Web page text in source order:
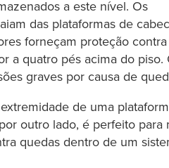
a este nível. Os
das plataformas de
forneçam proteção
a quatro pés acima do piso.
graves por causa de
de uma
outro lado, é perfeito para
quedas dentro de um